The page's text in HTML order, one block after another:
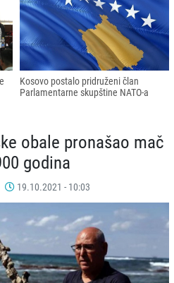
Kosovo postalo pridruženi član
Parlamentarne skupštine NATO-a
obale pronašao mač
godina
19.10.2021 - 10:03